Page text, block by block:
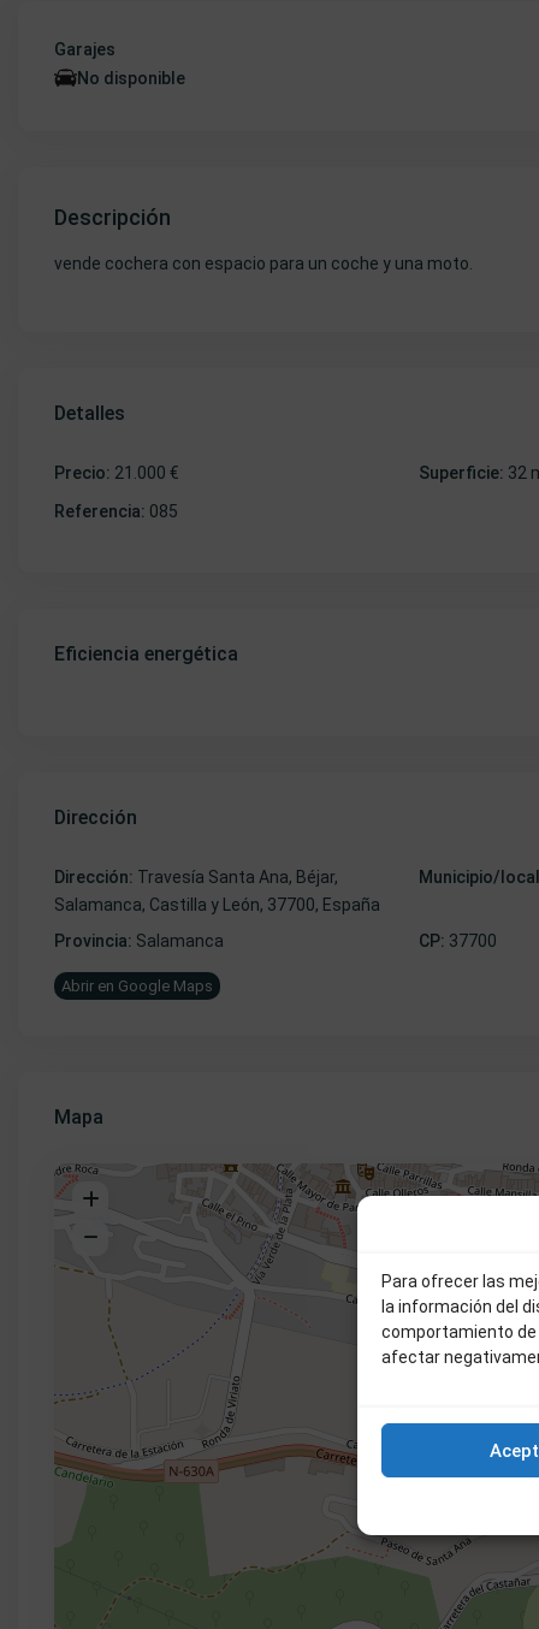
Para ofrecer las
la información del
comportamiento de
afectar
Garajes
No disponible
Descripción
vende cochera con espacio para un coche y una moto.
Detalles
Precio: 21.000 € Superficie: 32
Referencia: 085
Eficiencia energética
Dirección
Dirección: Travesía Santa Ana, Béjar,
Salamanca, Castilla y León, 37700, España
Municipio/
Provincia: Salamanca CP: 37700
Abrir en Google Maps
Mapa